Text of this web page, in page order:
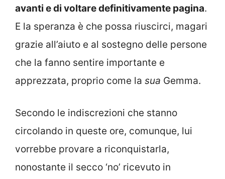
avanti e di voltare definitivamente pagina.
E la speranza è che possa riuscirci, magari
grazie all’aiuto e al sostegno delle persone
che la fanno sentire importante e
apprezzata, proprio come la sua Gemma.
Secondo le indiscrezioni che stanno
circolando in queste ore, comunque, lui
vorrebbe provare a riconquistarla,
nonostante il secco ‘no’ ricevuto in